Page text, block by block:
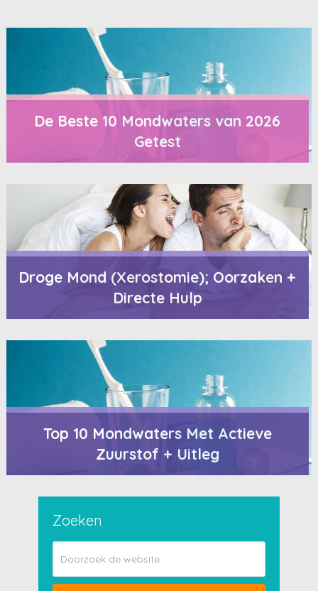
De Beste 10 Mondwaters van 2026
Getest
Droge Mond (Xerostomie); Oorzaken +
Directe Hulp
Top 10 Mondwaters Met Actieve
Zuurstof + Uitleg
Zoeken